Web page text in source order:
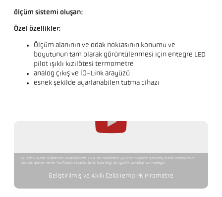
ölçüm sistemi oluşan:
Özel özellikler:
Ölçüm alanının ve odak noktasının konumu ve
boyutunun tam olarak görüntülenmesi için entegre LED
pilot ışıklı kızılötesi termometre
analog çıkış ve IO-Link arayüzü
esnek şekilde ayarlanabilen tutma cihazı
Bu video, oynat düğmesine tıkladığınızda YouTube tarafından yüklenir. Yükleme sırasında, bizim kontrolümüz
dışında işlenen veriler YouTube'a aktarılır. Daha fazla bilgi için gizlilik politikamızı inceleyin.
Geliştirilmiş ve Akıllı CellaTemp PK Pirometre